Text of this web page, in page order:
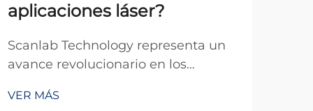
aplicaciones láser?
Scanlab Technology representa un
avance revolucionario en los
láser, transformando
VER MÁS